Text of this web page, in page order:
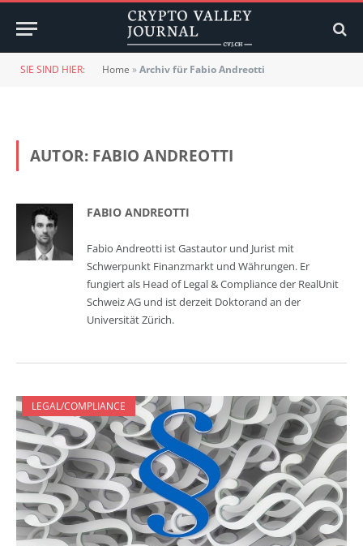
SIE SIND HIER: Home »Archiv für Fabio Andreotti
AUTOR: FABIO ANDREOTTI
FABIO ANDREOTTI
Fabio Andreotti ist Gastautor und Jurist mit
Schwerpunkt Finanzmarkt und Währungen. Er
fungiert als Head of Legal & Compliance der RealUnit
Schweiz AG und ist derzeit Doktorand an der
Universität Zürich.
LEGAL/COMPLIANCE